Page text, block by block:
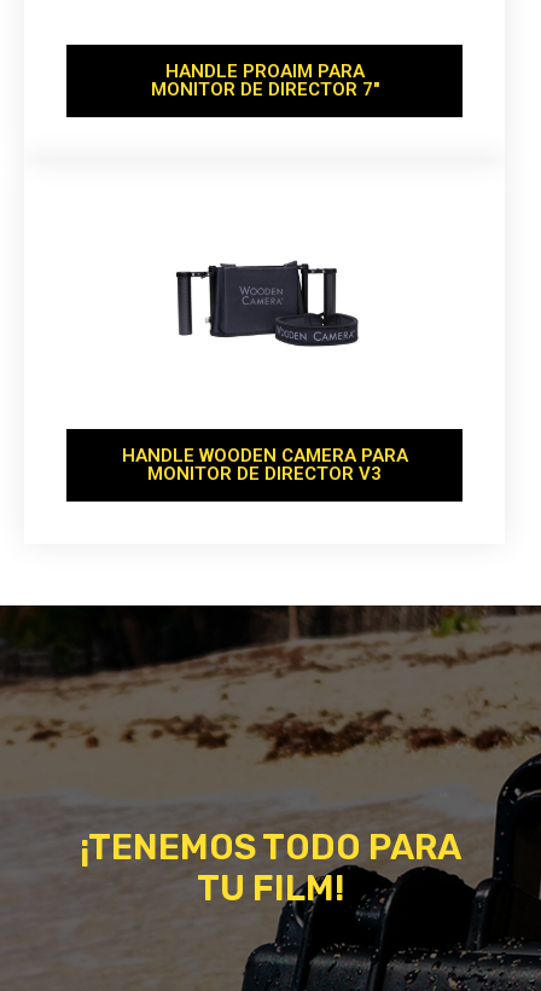
HANDLE PROAIM PARA
MONITOR DE DIRECTOR 7''
HANDLE WOODEN CAMERA PARA
MONITOR DE DIRECTOR V3
¡TENEMOS TODO PARA
TU FILM!